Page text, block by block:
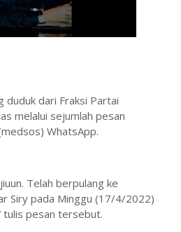
duduk dari Fraksi Partai
melalui sejumlah pesan
WhatsApp.
Telah berpulang ke
Siry pada Minggu (17/4/2022)
tulis pesan tersebut.